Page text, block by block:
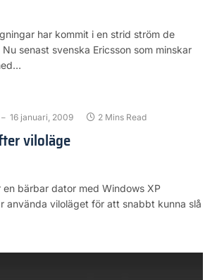
har kommit i en strid ström de
senast svenska Ericsson som minskar
16 januari, 2009 2 Mins Read
viloläge
en bärbar dator med Windows XP
använda viloläget för att snabbt kunna slå